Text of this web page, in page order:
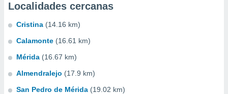
Localidades cercanas
Cristina (14.16 km)
Calamonte (16.61 km)
Mérida (16.67 km)
Almendralejo (17.9 km)
San Pedro de Mérida (19.02 km)